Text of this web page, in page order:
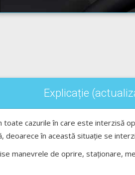
Explicație
cazurile în care este interzisă
în această situație se
manevrele de oprire, staționare,